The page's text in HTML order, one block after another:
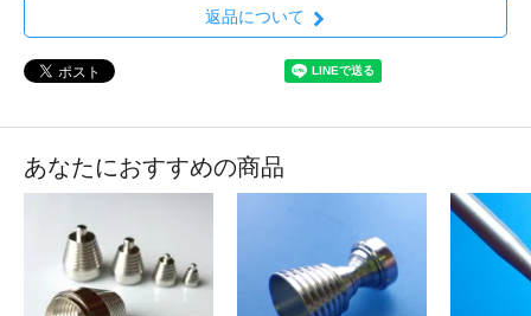
返品について
あなたにおすすめの商品